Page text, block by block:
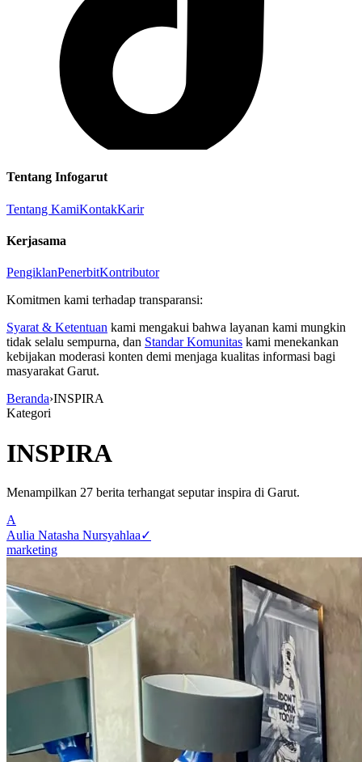
Tentang Infogarut
Tentang KamiKontakKarir
Kerjasama
PengiklanPenerbitKontributor
Komitmen kami terhadap transparansi:
Syarat & Ketentuan kami mengakui bahwa layanan kami mungkin
tidak selalu sempurna, dan Standar Komunitas kami menekankan
kebijakan moderasi konten demi menjaga kualitas informasi bagi
masyarakat Garut.
Beranda›INSPIRA
Kategori
INSPIRA
Menampilkan 27 berita terhangat seputarinspira di Garut.
A
Aulia Natasha Nursyahlaa✓
marketing